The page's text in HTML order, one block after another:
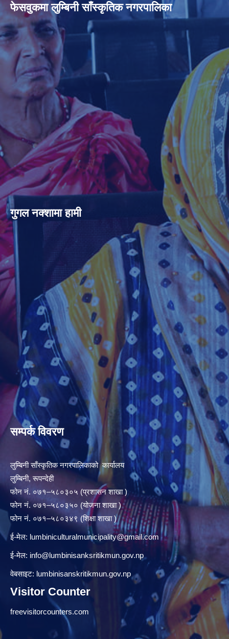
फेसवुकमा लुम्बिनी साँस्कृतिक नगरपालिका
गुगल नक्शामा हामी
सम्पर्क विवरण
लुम्बिनी साँस्कृतिक नगरपालिकाको कार्यालय
लुम्बिनी, रूपन्देही
फोन नं. ०७१–५८०३०५ (प्रशासन शाखा )
फोन नं. ०७१–५८०३५० (योजना शाखा )
फोन नं. ०७१–५८०३४९ (शिक्षा शाखा )
ई-मेल: lumbiniculturalmunicipality@gmail.com
ई-मेल: info@lumbinisanksritikmun.gov.np
वेबसाइट: lumbinisanskritikmun.gov.np
Visitor Counter
freevisitorcounters.com